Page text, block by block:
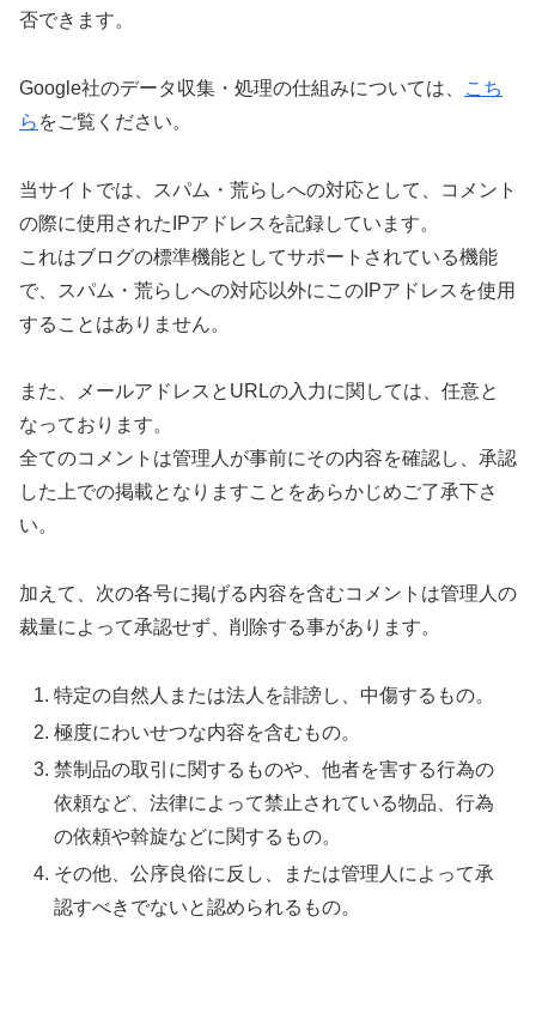
否できます。
Google社のデータ収集・処理の仕組みについては、
こち
ら をご覧ください。
当サイトでは、スパム・荒らしへの対応として、コメント
の際に使用されたIPアドレスを記録しています。
これはブログの標準機能としてサポートされている機能
で、スパム・荒らしへの対応以外にこのIPアドレスを使用
することはありません。
また、メールアドレスとURLの入力に関しては、任意と
なっております。
全てのコメントは管理人が事前にその内容を確認し、承認
した上での掲載となりますことをあらかじめご了承下さ
い。
加えて、次の各号に掲げる内容を含むコメントは管理人の
裁量によって承認せず、削除する事があります。
特定の自然人または法人を誹謗し、中傷するもの。
極度にわいせつな内容を含むもの。
禁制品の取引に関するものや、他者を害する行為の
依頼など、法律によって禁止されている物品、行為
の依頼や斡旋などに関するもの。
その他、公序良俗に反し、または管理人によって承
認すべきでないと認められるもの。